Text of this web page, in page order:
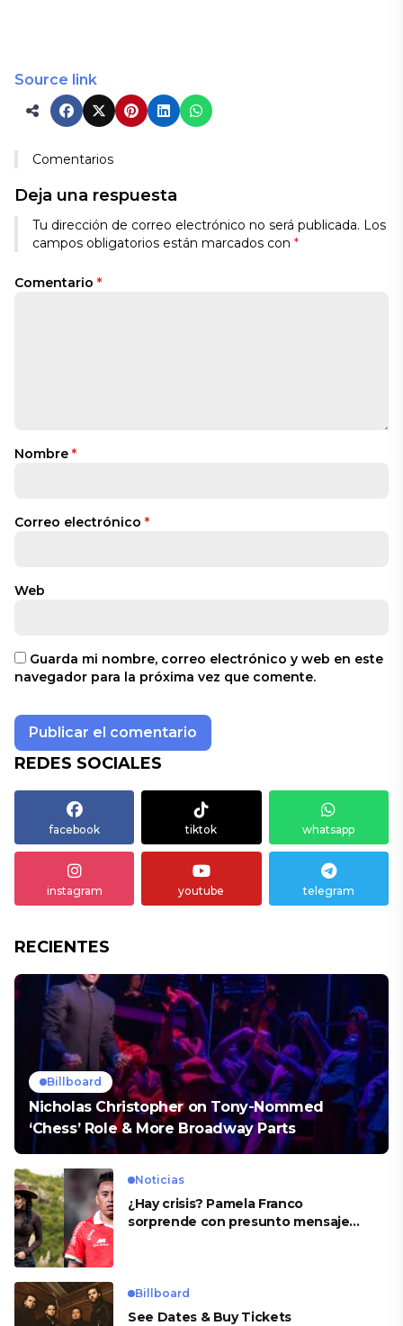
Source link
Comentarios
Deja una respuesta
Tu dirección de correo electrónico no será publicada. Los
campos obligatorios están marcados con *
Comentario *
Nombre *
Correo electrónico *
Web
Guarda mi nombre, correo electrónico y web en este
navegador para la próxima vez que comente.
REDES SOCIALES
facebook tiktok whatsapp
instagram youtube telegram
RECIENTES
Billboard
Nicholas Christopher on Tony-Nommed
‘Chess’ Role & More Broadway Parts
Noticias
¿Hay crisis? Pamela Franco
sorprende con presunto mensaje
Billboard
See Dates & Buy Tickets